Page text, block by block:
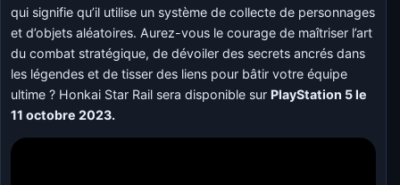
qui signifie qu’il utilise un système de collecte de personnages
et d’objets aléatoires. Aurez-vous le courage de maîtriser l’art
du combat stratégique, de dévoiler des secrets ancrés dans
les légendes et de tisser des liens pour bâtir votre équipe
ultime ? Honkai Star Rail sera disponible sur PlayStation 5 le
11 octobre 2023.